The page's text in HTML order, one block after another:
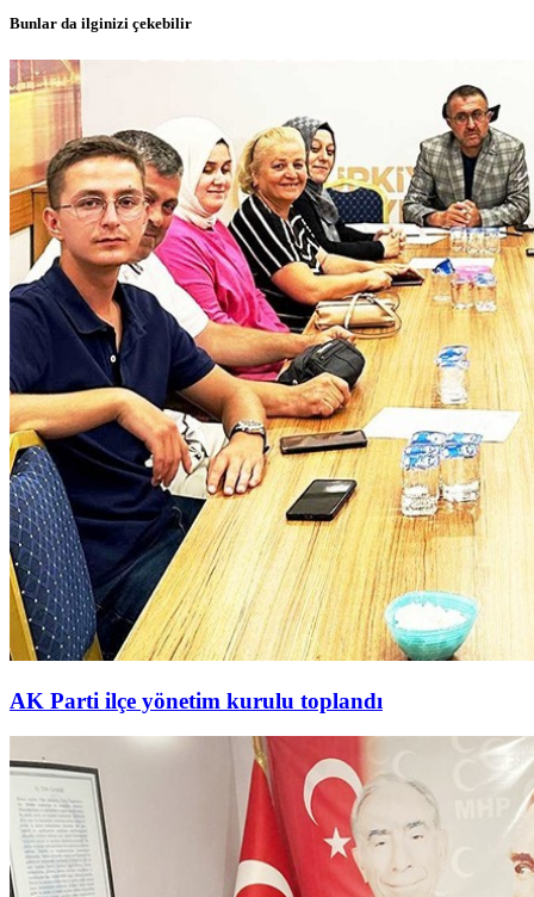
Bunlar da ilginizi çekebilir
AK Parti ilçe yönetim kurulu toplandı